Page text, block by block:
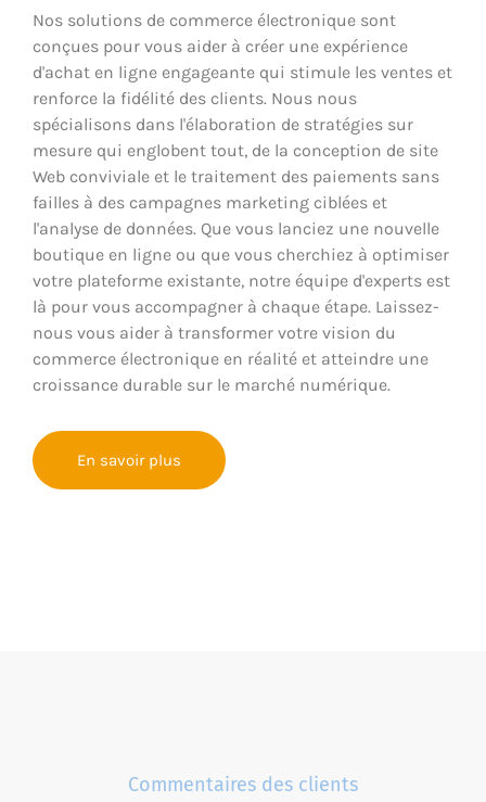
Nos solutions de commerce électronique sont
conçues pour vous aider à créer une expérience
d'achat en ligne engageante qui stimule les ventes et
renforce la fidélité des clients. Nous nous
spécialisons dans l'élaboration de stratégies sur
mesure qui englobent tout, de la conception de site
Web conviviale et le traitement des paiements sans
failles à des campagnes marketing ciblées et
l'analyse de données. Que vous lanciez une nouvelle
boutique en ligne ou que vous cherchiez à optimiser
votre plateforme existante, notre équipe d'experts est
là pour vous accompagner à chaque étape. Laissez-
nous vous aider à transformer votre vision du
commerce électronique en réalité et atteindre une
croissance durable sur le marché numérique.
En savoir plus
Commentaires des clients